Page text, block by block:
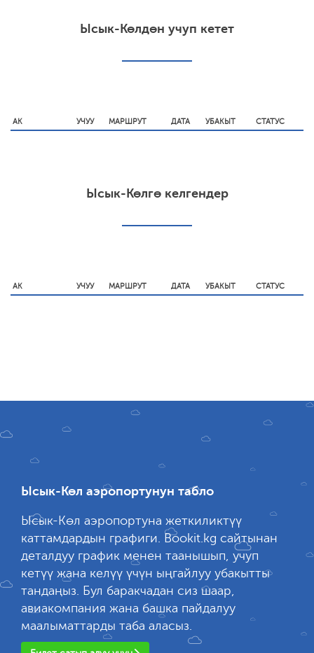
Ысык-Көлдөн учуп кетет
АК УЧУУ МАРШРУТ ДАТА УБАКЫТ СТАТУС
Ысык-Көлгө келгендер
АК УЧУУ МАРШРУТ ДАТА УБАКЫТ СТАТУС
Ысык-Көл аэропортунун табло
Ысык-Көл аэропортуна жеткиликтүү
каттамдардын графиги. Bookit.kg сайтынан
деталдуу график менен таанышып, учуп
кетүү жана келүү үчүн ыңгайлуу убакытты
тандаңыз. Бул баракчадан сиз шаар,
авиакомпания жана башка пайдалуу
маалыматтарды таба аласыз.